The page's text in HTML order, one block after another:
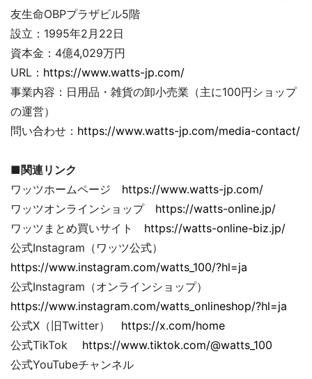
友生命OBPプラザビル5階
設立：1995年2月22日
資本金：4億4,029万円
URL： https://www.watts-jp.com/
事業内容：日用品・雑貨の卸小売業（主に100円ショップ
の運営）
問い合わせ： https://www.watts-jp.com/media-contact/
■関連リンク
ワッツホームページ https://www.watts-jp.com/
ワッツオンラインショップ https://watts-online.jp/
ワッツまとめ買いサイト https://watts-online-biz.jp/
公式Instagram（ワッツ公式）
https://www.instagram.com/watts_100/?hl=ja
公式Instagram（オンラインショップ）
https://www.instagram.com/watts_onlineshop/?hl=ja
公式X（旧Twitter） https://x.com/home
公式TikTok https://www.tiktok.com/@watts_100
公式YouTubeチャンネル